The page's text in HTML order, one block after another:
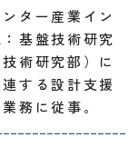
ター産業イン
基盤技術研究
術研究部）に
する設計支援
務に従事。